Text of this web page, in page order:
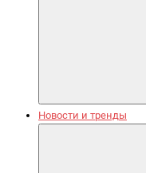
Новости и тренды